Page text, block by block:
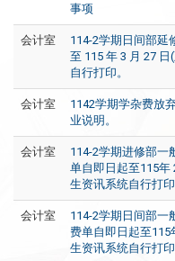
事项
会计室
114-2学期日间部延
至 115 年 3 月 27
自行打印。
会计室
1142学期学杂费放
业说明。
会计室
114-2学期进修部一
单自即日起至115年
生资讯系统自行打印
会计室
114-2学期日间部一
费单自即日起至115
生资讯系统自行打印